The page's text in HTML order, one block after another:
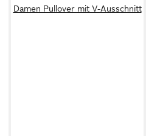
Damen Pullover mit V-Ausschnitt